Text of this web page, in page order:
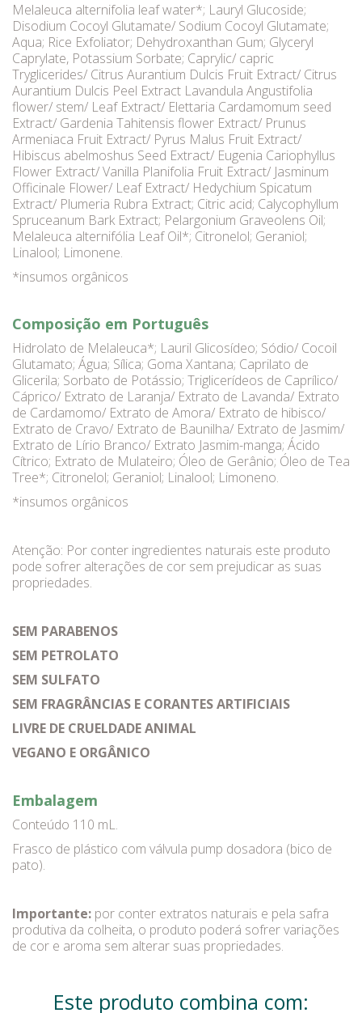
Melaleuca alternifolia leaf water*; Lauryl Glucoside;
Disodium Cocoyl Glutamate/ Sodium Cocoyl Glutamate;
Aqua; Rice Exfoliator; Dehydroxanthan Gum; Glyceryl
Caprylate, Potassium Sorbate; Caprylic/ capric
Tryglicerides/ Citrus Aurantium Dulcis Fruit Extract/ Citrus
Aurantium Dulcis Peel Extract Lavandula Angustifolia
flower/ stem/ Leaf Extract/ Elettaria Cardamomum seed
Extract/ Gardenia Tahitensis flower Extract/ Prunus
Armeniaca Fruit Extract/ Pyrus Malus Fruit Extract/
Hibiscus abelmoshus Seed Extract/ Eugenia Cariophyllus
Flower Extract/ Vanilla Planifolia Fruit Extract/ Jasminum
Officinale Flower/ Leaf Extract/ Hedychium Spicatum
Extract/ Plumeria Rubra Extract; Citric acid; Calycophyllum
Spruceanum Bark Extract; Pelargonium Graveolens Oil;
Melaleuca alternifólia Leaf Oil*; Citronelol; Geraniol;
Linalool; Limonene.
*insumos orgânicos
Composição em Português
Hidrolato de Melaleuca*; Lauril Glicosídeo; Sódio/ Cocoil
Glutamato; Água; Sílica; Goma Xantana; Caprilato de
Glicerila; Sorbato de Potássio; Triglicerídeos de Caprílico/
Cáprico/ Extrato de Laranja/ Extrato de Lavanda/ Extrato
de Cardamomo/ Extrato de Amora/ Extrato de hibisco/
Extrato de Cravo/ Extrato de Baunilha/ Extrato de Jasmim/
Extrato de Lírio Branco/ Extrato Jasmim-manga; Ácido
Cítrico; Extrato de Mulateiro; Óleo de Gerânio; Óleo de Tea
Tree*; Citronelol; Geraniol; Linalool; Limoneno.
*insumos orgânicos
Atenção: Por conter ingredientes naturais este produto
pode sofrer alterações de cor sem prejudicar as suas
propriedades.
SEM PARABENOS
SEM PETROLATO
SEM SULFATO
SEM FRAGRÂNCIAS E CORANTES ARTIFICIAIS
LIVRE DE CRUELDADE ANIMAL
VEGANO E ORGÂNICO
Embalagem
Conteúdo 110 mL.
Frasco de plástico com válvula pump dosadora (bico de
pato).
Importante: por conter extratos naturais e pela safra
produtiva da colheita, o produto poderá sofrer variações
de cor e aroma sem alterar suas propriedades.
Este produto combina com: